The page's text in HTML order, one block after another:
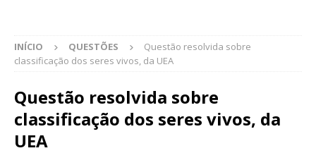
INÍCIO QUESTÕES
Questão resolvida sobre
classificação dos seres vivos, da UEA
Questão resolvida sobre
classificação dos seres vivos, da
UEA